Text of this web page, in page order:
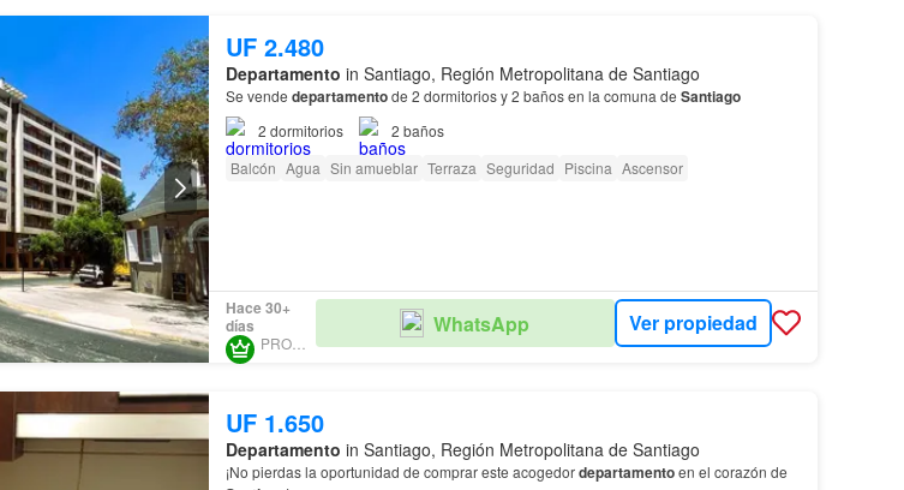
UF 2.480
Departamento in Santiago, Región Metropolitana de Santiago
Se vende departamentode 2 dormitorios y 2 baños en la comuna de Santiago
2 dormitorios 2 baños
Balcón Agua Sin amueblar Terraza Seguridad Piscina Ascensor
Hace 30+
días
PROURBE
WhatsApp Ver propiedad
UF 1.650
Departamento in Santiago, Región Metropolitana de Santiago
¡No pierdas la oportunidad de comprar este acogedordepartamentoen el corazón de